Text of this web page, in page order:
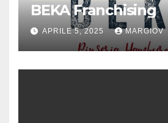
BEKA Franchising
APRILE 5, 2025 MARGIOV